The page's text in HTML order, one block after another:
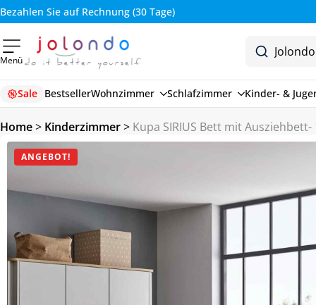
Bezahlen Sie auf Rechnung (30 Tage)
Menü
Sale BestsellerWohnzimmer Schlafzimmer Kinder- &
Home> Kinderzimmer> Kupa SIRIUS Bett mit Ausziehbett-
ANGEBOT!